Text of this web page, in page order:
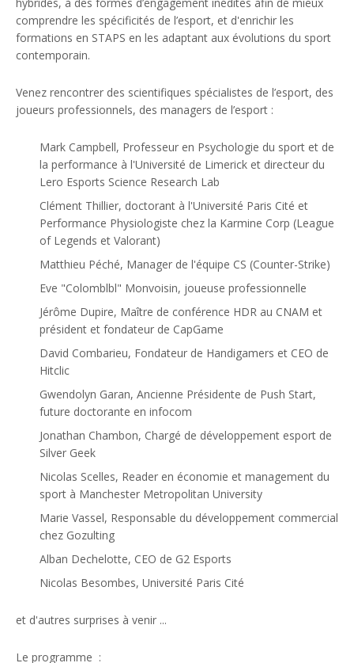
comprendre les spécificités de l’esport, et d'enrichir les
formations en STAPS en les adaptant aux évolutions du sport
contemporain.
Venez rencontrer des scientifiques spécialistes de l’esport, des
joueurs professionnels, des managers de l’esport :
Mark Campbell, Professeur en Psychologie du sport et de
la performance à l'Université de Limerick et directeur du
Lero Esports Science Research Lab
Clément Thillier, doctorant à l'Université Paris Cité et
Performance Physiologiste chez la Karmine Corp (League
of Legends et Valorant)
Matthieu Péché, Manager de l'équipe CS (Counter-Strike)
Eve "Colomblbl" Monvoisin, joueuse professionnelle
Jérôme Dupire, Maître de conférence HDR au CNAM et
président et fondateur de CapGame
David Combarieu, Fondateur de Handigamers et CEO de
Hitclic
Gwendolyn Garan, Ancienne Présidente de Push Start,
future doctorante en infocom
Jonathan Chambon, Chargé de développement esport de
Silver Geek
Nicolas Scelles, Reader en économie et management du
sport à Manchester Metropolitan University
Marie Vassel, Responsable du développement commercial
chez Gozulting
Alban Dechelotte, CEO de G2 Esports
Nicolas Besombes, Université Paris Cité
et d'autres surprises à venir ...
Le programme :